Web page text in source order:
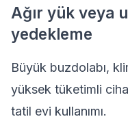
Ağır yük veya
yedekleme
Büyük buzdolabı,
yüksek tüketimli
tatil evi kullanımı.